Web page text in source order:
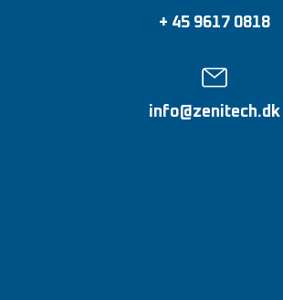
+ 45 9617 0818
info@zenitech.dk